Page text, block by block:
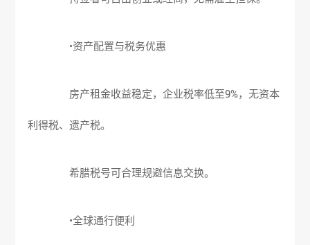
•资产配置与税务优惠
房产租金收益稳定，企业税率低至9%，无资本
利得税、遗产税。
希腊税号可合理规避信息交换。
•全球通行便利